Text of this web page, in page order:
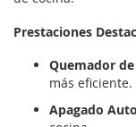
Prestaciones
Quemador
más eficiente.
Apagado